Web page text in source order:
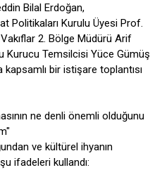
Bilal Erdoğan,
Politikaları Kurulu Üyesi Prof.
2. Bölge Müdürü Arif
Kurucu Temsilcisi Yüce Gümüş
kapsamlı bir istişare toplantısı
ne denli önemli olduğunu
ve kültürel ihyanın
ifadeleri kullandı: